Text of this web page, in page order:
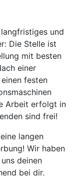
und
Die Stelle ist
mit besten
einer
festen
Arbeit erfolgt in
sind frei!
langen
Wir haben
deinen
bei dir.